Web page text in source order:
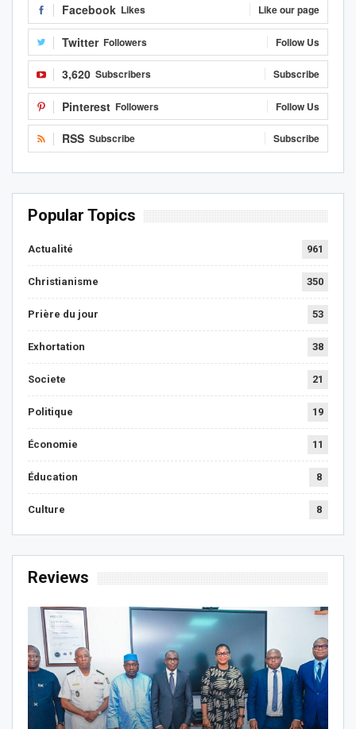
Facebook Likes Like our page
Twitter Followers Follow Us
3,620 Subscribers Subscribe
Pinterest Followers Follow Us
RSS Subscribe Subscribe
Popular Topics
Actualité 961
Christianisme 350
Prière du jour 53
Exhortation 38
Societe 21
Politique 19
Économie 11
Éducation 8
Culture 8
Reviews